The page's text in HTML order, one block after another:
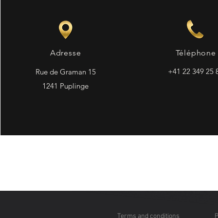
Adresse
Rue de Graman 15
1241 Puplinge
Téléphone
+41 22 349 25
Terms and conditions